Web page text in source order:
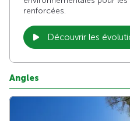
renforcées.
Découvrir les
Angles